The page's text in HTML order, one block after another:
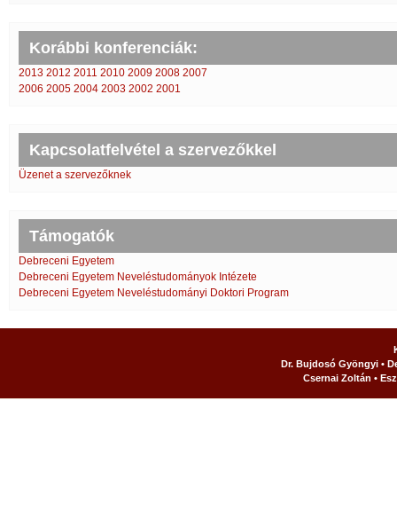
Korábbi konferenciák:
2013 2012 2011 2010 2009 2008 2007
2006 2005 2004 2003 2002 2001
Kapcsolatfelvétel a szervezőkkel
Üzenet a szervezőknek
Támogatók
Debreceni Egyetem
Debreceni Egyetem Neveléstudományok Intézete
Debreceni Egyetem Neveléstudományi Doktori Program
Dr. Bujdosó Gyöngyi •
Csernai Zoltán •